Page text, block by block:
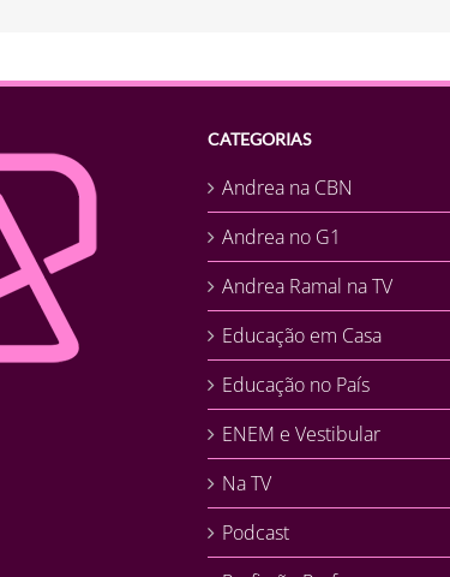
CATEGORIAS
Andrea na CBN
Andrea no G1
Andrea Ramal na TV
Educação em Casa
Educação no País
ENEM e Vestibular
Na TV
Podcast